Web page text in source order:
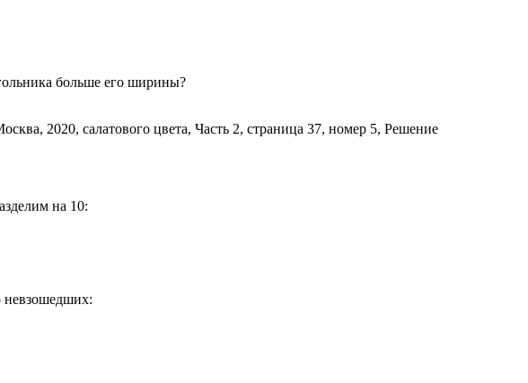
больше его ширины?
на 10:
невзошедших: